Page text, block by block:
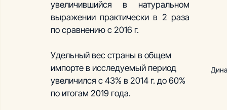
увеличившийся в натуральном
выражении практически в 2 раза
по сравнению с 2016 г.
Удельный вес страны в общем
импорте в исследуемый период
увеличился с 43% в 2014 г. до 60%
по итогам 2019 года.